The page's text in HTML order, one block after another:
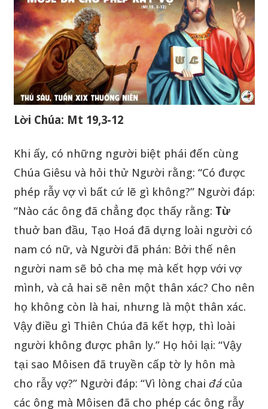
Lời Chúa: Mt 19,3-12
Khi ấy, có những người biệt phái đến cùng
Chúa Giêsu và hỏi thử Người rằng: “Có được
phép rẫy vợ vì bất cứ lẽ gì không?” Người đáp:
“Nào các ông đã chẳng đọc thấy rằng: Từ
thuở ban đầu, Tạo Hoá đã dựng loài người có
nam có nữ, và Người đã phán: Bởi thế nên
người nam sẽ bỏ cha mẹ mà kết hợp với vợ
mình, và cả hai sẽ nên một thân xác? Cho nên
họ không còn là hai, nhưng là một thân xác.
Vậy điều gì Thiên Chúa đã kết hợp, thì loài
người không được phân ly.” Họ hỏi lại: “Vậy
tại sao Môisen đã truyền cấp tờ ly hôn mà
cho rẫy vợ?” Người đáp: “Vì lòng chai đá của
các ông mà Môisen đã cho phép các ông rẫy